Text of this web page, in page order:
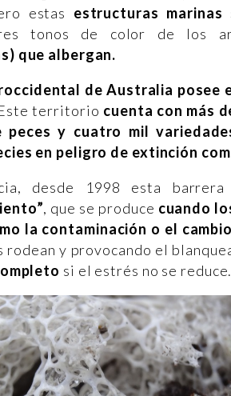
estas estructuras
tonos de color de los
que albergan.
de Australia posee
territorio cuenta con más
peces y cuatro mil
en peligro de extinción
desde 1998 esta
, que se produce cuando
la contaminación o el
rodean y provocando el
si el estrés no se reduce.